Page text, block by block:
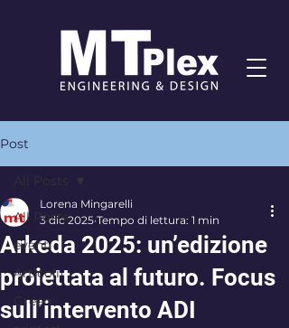
Post
All Posts
eventi
Articoli
Green
Arkeda 2025: un’edizione
proiettata al futuro. Focus
sull’intervento ADI
Lorena Mingarelli
3 dic 2025 Tempo di lettura: 1 min